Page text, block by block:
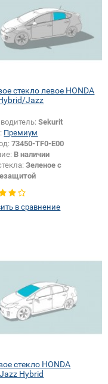
стекло левое HONDA
Jazz
Sekurit
Премиум
73450-TF0-E00
В наличии
Зеленое с
Боковое стекло левое
в сравнение
стекло HONDA
Hybrid